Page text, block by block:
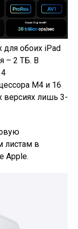
для обоих iPad
– 2 ТБ. В
M4 и 16
версиях лишь 3-
листам в
Apple.